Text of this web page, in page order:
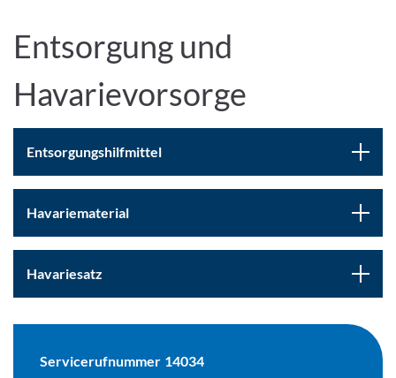
Entsorgung und
Havarievorsorge
Entsorgungshilfmittel
Havariematerial
Havariesatz
Servicerufnummer 14034